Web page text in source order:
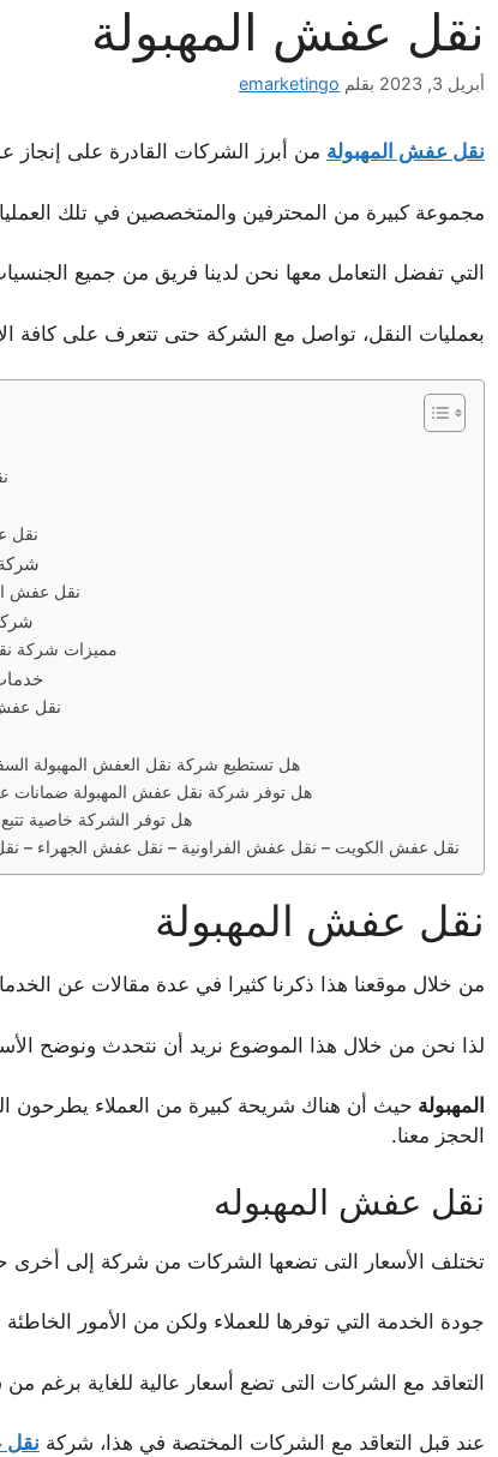
نقل عفش المهبولة
أبريل 3, 2023 بقلم emarketingo
نقل عفش المهبولة من أبرز الشركات القادرة على إنجاز
مجموعة كبيرة من المحترفين والمتخصصين في تلك
التي تفضل التعامل معها نحن لدينا فريق من جميع
بعمليات النقل، تواصل مع الشركة حتى تتعرف على
نقل
نقل عفش
مميزات شركة
نقل
هل تستطيع شركة نقل العفش المهبولة
هل توفر شركة نقل عفش المهبولة ضمانات
هل توفر الشركة خاصية
نقل عفش الكويت – نقل عفش الفراونية – نقل عفش الجهراء –
نقل عفش المهبولة
من خلال موقعنا هذا ذكرنا كثيرا في عدة مقالات عن
لذا نحن من خلال هذا الموضوع نريد أن نتحدث ونوضح
المهبولة حيث أن هناك شريحة كبيرة من العملاء يطرحون
الحجز معنا.
نقل عفش المهبوله
تختلف الأسعار التى تضعها الشركات من شركة إلى
جودة الخدمة التي توفرها للعملاء ولكن من الأمور
التعاقد مع الشركات التى تضع أسعار عالية للغاية برغم
عند قبل التعاقد مع الشركات المختصة في هذا، شركة نقل